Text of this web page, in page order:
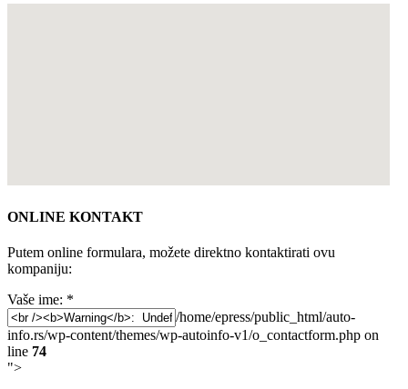
ONLINE KONTAKT
Putem online formulara, možete direktno kontaktirati ovu
kompaniju:
Vaše ime: *
/home/epress/public_html/auto-
info.rs/wp-content/themes/wp-autoinfo-v1/o_contactform.php on
line 74
">